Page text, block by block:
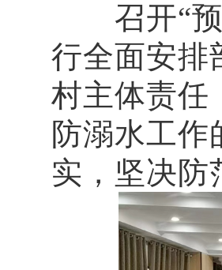
召开“预
行全面安排
村主体责任
防溺水工
实，坚决防